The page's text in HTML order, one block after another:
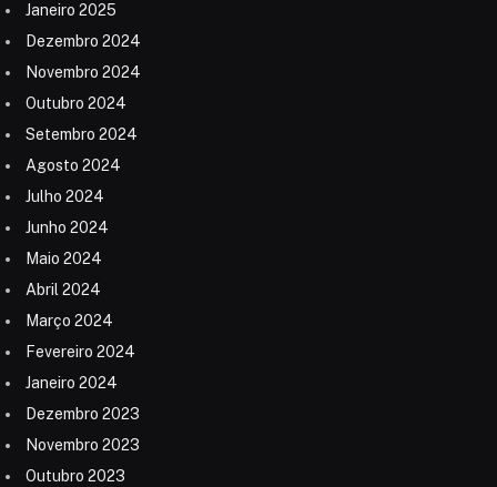
Janeiro 2025
Dezembro 2024
Novembro 2024
Outubro 2024
Setembro 2024
Agosto 2024
Julho 2024
Junho 2024
Maio 2024
Abril 2024
Março 2024
Fevereiro 2024
Janeiro 2024
Dezembro 2023
Novembro 2023
Outubro 2023